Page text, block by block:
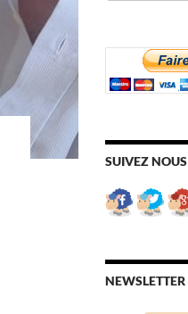
SUIVEZ NOUS
NEWSLETTER